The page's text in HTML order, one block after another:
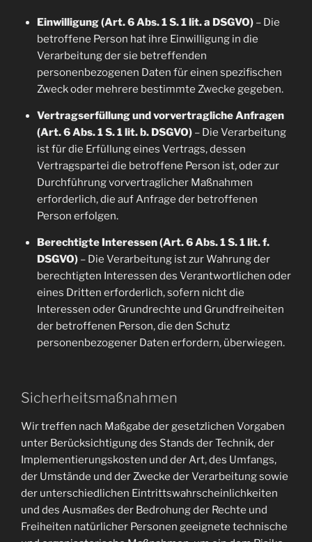
Einwilligung (Art. 6 Abs. 1 S. 1 lit. a DSGVO)– Die
betroffene Person hat ihre Einwilligung in die
Verarbeitung der sie betreffenden
personenbezogenen Daten für einen spezifischen
Zweck oder mehrere bestimmte Zwecke gegeben.
Vertragserfüllung und vorvertragliche Anfragen
(Art. 6 Abs. 1 S. 1 lit. b. DSGVO)– Die Verarbeitung
ist für die Erfüllung eines Vertrags, dessen
Vertragspartei die betroffene Person ist, oder zur
Durchführung vorvertraglicher Maßnahmen
erforderlich, die auf Anfrage der betroffenen
Person erfolgen.
Berechtigte Interessen (Art. 6 Abs. 1 S. 1 lit. f.
DSGVO)– Die Verarbeitung ist zur Wahrung der
berechtigten Interessen des Verantwortlichen oder
eines Dritten erforderlich, sofern nicht die
Interessen oder Grundrechte und Grundfreiheiten
der betroffenen Person, die den Schutz
personenbezogener Daten erfordern, überwiegen.
Sicherheitsmaßnahmen
Wir treffen nach Maßgabe der gesetzlichen Vorgaben
unter Berücksichtigung des Stands der Technik, der
Implementierungskosten und der Art, des Umfangs,
der Umstände und der Zwecke der Verarbeitung sowie
der unterschiedlichen Eintrittswahrscheinlichkeiten
und des Ausmaßes der Bedrohung der Rechte und
Freiheiten natürlicher Personen geeignete technische